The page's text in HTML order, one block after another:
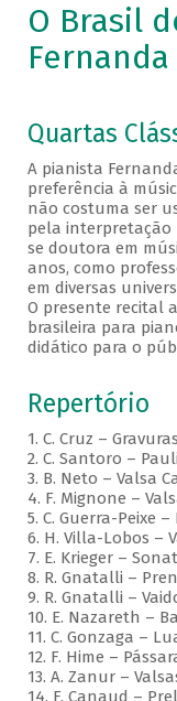
O Brasil
Quartas
A pianista
preferência à
não costuma ser
pela
se doutora em
anos, como
em diversas
O presente recital
brasileira para
didático para o
Repertório
1. C. Cruz –
2. C. Santoro –
3. B. Neto – Valsa
4. F. Mignone –
5. C. Guerra-Peixe
6. H. Villa-Lobos –
7. E. Krieger –
8. R. Gnatalli –
9. R. Gnatalli –
10. E. Nazareth –
11. C. Gonzaga –
12. F. Hime –
13. A. Zanur –